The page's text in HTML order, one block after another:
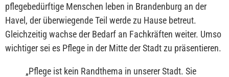
pflegebedürftige Menschen leben in Brandenburg an der
Havel, der überwiegende Teil werde zu Hause betreut.
Gleichzeitig wachse der Bedarf an Fachkräften weiter. Umso
wichtiger sei es Pflege in der Mitte der Stadt zu präsentieren.
„Pflege ist kein Randthema in unserer Stadt. Sie